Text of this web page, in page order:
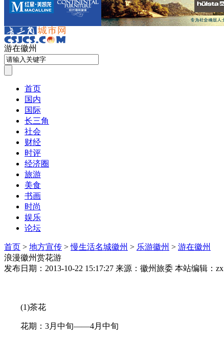
游在徽州
首页
国内
国际
长三角
社会
财经
时评
经济圈
旅游
美食
书画
时尚
娱乐
论坛
首页 > 地方宣传 >慢生活名城徽州 > 乐游徽州 > 游在徽州
浪漫徽州赏花游
发布日期：2013-10-22 15:17:27 来源：徽州旅委 本站编辑：zx
(1)茶花
花期：3月中旬——4月中旬